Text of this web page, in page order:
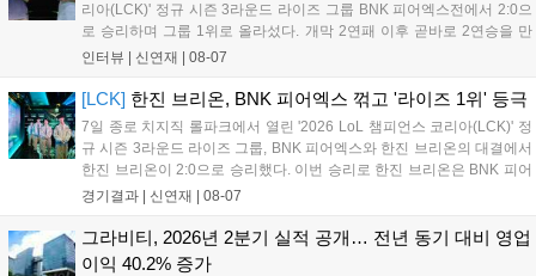
리아(LCK)' 정규 시즌 3라운드 라이즈 그룹 BNK 피어엑스전에서 2:0으
로 승리하며 그룹 1위로 올라섰다. 개막 2연패 이후 곧바로 2연승을 만
들어내면서 이어질 4라운드에 대한 기대감을 올렸다. 다음은 이날 데뷔
인터뷰 | 신연재 08-07
[LCK] 한진 브리온, BNK 피어엑스 꺾고 '라이즈 1위' 등극
7일 종로 치지직 롤파크에서 열린 '2026 LoL 챔피언스 코리아(LCK)' 정
규 시즌 3라운드 라이즈 그룹, BNK 피어엑스와 한진 브리온의 대결에서
한진 브리온이 2:0으로 승리했다. 이번 승리로 한진 브리온은 BNK 피어
엑스를 제치고 라이즈 그룹 1위로 올라섰다. 1세트, 한진 브리온이 '로머'
경기결과 | 신연재 08-07
그라비티, 2026년 2분기 실적 공개… 전년 동기 대비 영업
이익 40.2% 증가